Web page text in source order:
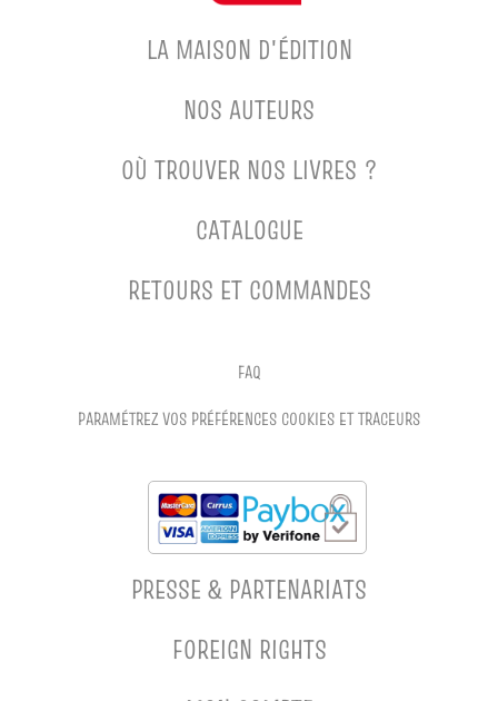
LA MAISON D'ÉDITION
NOS AUTEURS
OÙ TROUVER NOS LIVRES ?
CATALOGUE
RETOURS ET COMMANDES
FAQ
PARAMÉTREZ VOS PRÉFÉRENCES COOKIES ET TRACEURS
PRESSE & PARTENARIATS
FOREIGN RIGHTS